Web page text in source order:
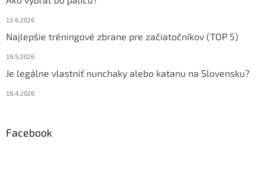
13.6.2026
Najlepšie tréningové zbrane pre začiatočníkov (TOP 5)
19.5.2026
Je legálne vlastniť nunchaky alebo katanu na Slovensku?
18.4.2026
Facebook